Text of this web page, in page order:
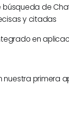
búsqueda de
y citadas
en
nuestra primera